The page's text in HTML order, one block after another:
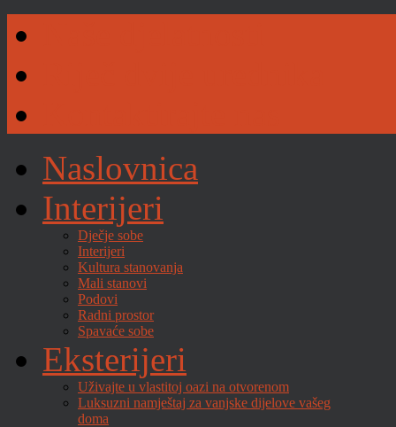
Naslovnica
Interijeri
Dječje sobe
Interijeri
Kultura stanovanja
Mali stanovi
Podovi
Radni prostor
Spavaće sobe
Eksterijeri
Uživajte u vlastitoj oazi na otvorenom
Luksuzni namještaj za vanjske dijelove vašeg
doma